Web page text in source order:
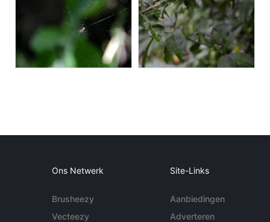
Ons Netwerk
Brusheezy
Vecteezy
Site-Links
Aanbiedingen
Adverteren